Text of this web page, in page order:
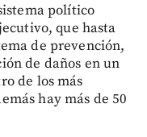
político
que hasta
de prevención,
de daños en un
de los más
hay más de 50